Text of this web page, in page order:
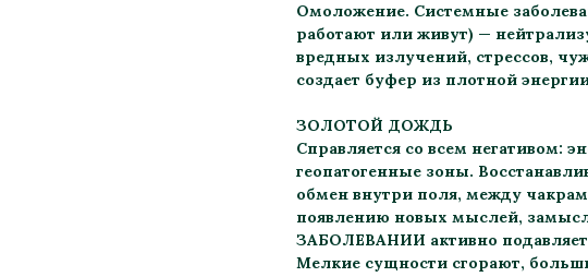
Омоложение. Системные
работают или живут) —
вредных излучений, стрессов,
создает буфер из плотной
ЗОЛОТОЙ ДОЖДЬ
Справляется со всем негативом:
геопатогенные зоны.
обмен внутри поля, между
появлению новых мыслей,
ЗАБОЛЕВАНИИ активно
Мелкие сущности сгорают,